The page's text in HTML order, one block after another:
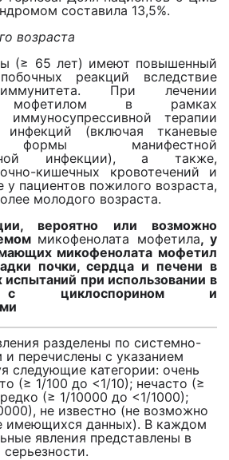
составила 13,5%.
возраста
(≥ 65 лет) имеют повышенный
реакций вследствие
иммунитета. При лечении
мофетилом в рамках
иммуносупрессивной терапии
(включая тканевые
формы манифестной
инфекции), а также,
кишечных кровотечений и
у пациентов пожилого возраста,
молодого возраста.
вероятно или возможно
микофенолата мофетила, у
микофенолата мофетил
почки, сердца и печени в
испытаний при использовании в
с циклоспорином и
разделены по системно-
перечислены с указанием
следующие категории: очень
(≥ 1/100 до <1/10); нечасто (≥
(≥ 1/10000 до <1/1000);
не известно (не возможно
имеющихся данных). В каждом
явления представлены в